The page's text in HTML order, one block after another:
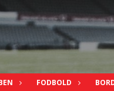
FODBOLD